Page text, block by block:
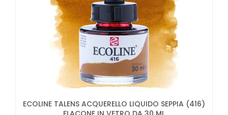
ECOLINE TALENS ACQUERELLO LIQUIDO SEPPIA (416)